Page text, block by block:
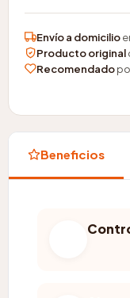
Envío a domicilio
Producto original
Recomendado
Beneficios